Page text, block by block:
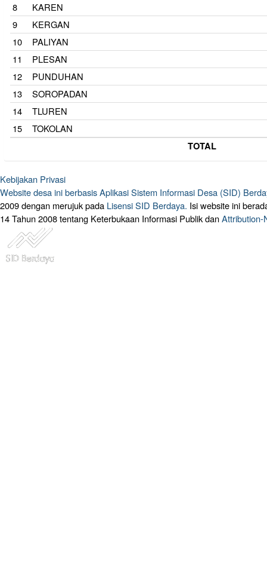
8
KAREN
9
KERGAN
10
PALIYAN
11
PLESAN
12
PUNDUHAN
13
SOROPADAN
14
TLUREN
15
TOKOLAN
TOTAL
Kebijakan Privasi
Website desa ini berbasisAplikasi Sistem Informasi Desa (SID)
2009 dengan merujuk pada Lisensi SID Berdaya. Isi website ini
14 Tahun 2008 tentang Keterbukaan Informasi Publik danAttribution-